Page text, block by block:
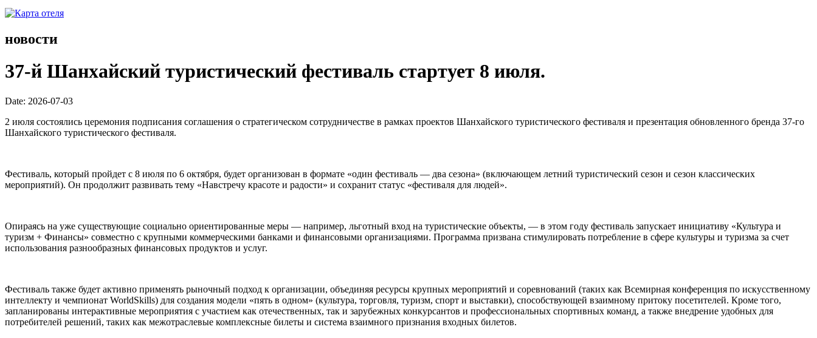
новости
37-й Шанхайский туристический фестиваль стартует 8 июля.
Date: 2026-07-03
2 июля состоялись церемония подписания соглашения о стратегическом сотрудничестве в рамках проектов Шанхайского туристического фестиваля и презентация обновленного бренда 37-го
Шанхайского туристического фестиваля.
Фестиваль, который пройдет с 8 июля по 6 октября, будет организован в формате «один фестиваль — два сезона» (включающем летний туристический сезон и сезон классических
мероприятий). Он продолжит развивать тему «Навстречу красоте и радости» и сохранит статус «фестиваля для людей».
Опираясь на уже существующие социально ориентированные меры — например, льготный вход на туристические объекты, — в этом году фестиваль запускает инициативу «Культура и
туризм + Финансы» совместно с крупными коммерческими банками и финансовыми организациями. Программа призвана стимулировать потребление в сфере культуры и туризма за счет
использования разнообразных финансовых продуктов и услуг.
Фестиваль также будет активно применять рыночный подход к организации, объединяя ресурсы крупных мероприятий и соревнований (таких как Всемирная конференция по искусственному
интеллекту и чемпионат WorldSkills) для создания модели «пять в одном» (культура, торговля, туризм, спорт и выставки), способствующей взаимному притоку посетителей. Кроме того,
запланированы интерактивные мероприятия с участием как отечественных, так и зарубежных конкурсантов и профессиональных спортивных команд, а также внедрение удобных для
потребителей решений, таких как межотраслевые комплексные билеты и система взаимного признания входных билетов.